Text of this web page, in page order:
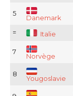
5
Danemark
= Italie
7
Norvège
8
Yougoslavie